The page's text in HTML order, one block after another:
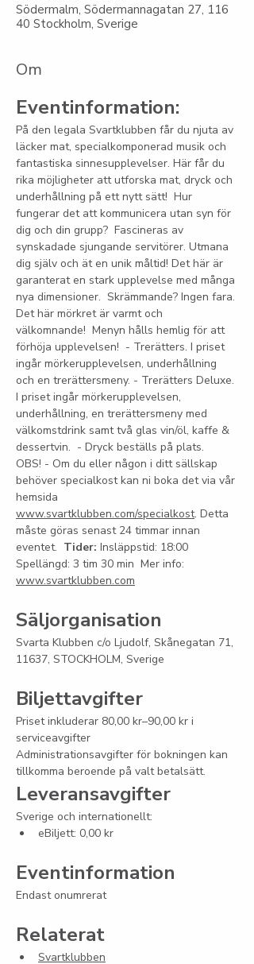
Södermalm, Södermannagatan 27, 116
40 Stockholm, Sverige
Om
Eventinformation:
På den legala Svartklubben får du njuta av
läcker mat, specialkomponerad musik och
fantastiska sinnesupplevelser. Här får du
rika möjligheter att utforska mat, dryck och
underhållning på ett nytt sätt!  Hur
fungerar det att kommunicera utan syn för
dig och din grupp?  Fascineras av
synskadade sjungande servitörer. Utmana
dig själv och ät en unik måltid! Det här är
garanterat en stark upplevelse med många
nya dimensioner.  Skrämmande? Ingen fara.
Det här mörkret är varmt och
välkomnande!  Menyn hålls hemlig för att
förhöja upplevelsen!  - Trerätters. I priset
ingår mörkerupplevelsen, underhållning
och en trerättersmeny. - Trerätters Deluxe.
I priset ingår mörkerupplevelsen,
underhållning, en trerättersmeny med
välkomstdrink samt två glas vin/öl, kaffe &
dessertvin.  - Dryck beställs på plats.
OBS! - Om du eller någon i ditt sällskap
behöver specialkost kan ni boka det via vår
hemsida
www.svartklubben.com/specialkost. Detta
måste göras senast 24 timmar innan
eventet. Tider: Insläppstid: 18:00
Spellängd: 3 tim 30 min  Mer info:
www.svartklubben.com
Säljorganisation
Svarta Klubben c/o Ljudolf, Skånegatan 71,
11637, STOCKHOLM, Sverige
Biljettavgifter
Priset inkluderar 80,00 kr–90,00 kr i
serviceavgifter
Administrationsavgifter för bokningen kan
tillkomma beroende på valt betalsätt.
Leveransavgifter
Sverige och internationellt:
eBiljett: 0,00 kr
Eventinformation
Endast onumrerat
Relaterat
Svartklubben